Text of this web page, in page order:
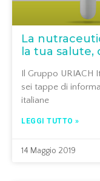
La
la tua salute,
Il Gruppo URIACH
sei tappe di
italiane
LEGGI TUTTO »
14 Maggio 2019